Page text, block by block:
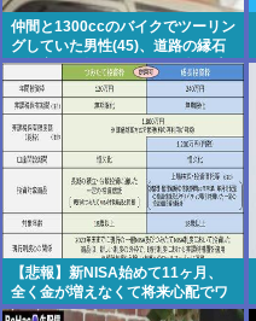
仲間と1300ccのバイクでツーリン
グしていた男性(45)、道路の縁石
に衝突して転倒。足の骨を折る大
ケガ
【悲報】新NISA始めて11ヶ月、
全く金が増えなくて将来心配でワ
ロタwww